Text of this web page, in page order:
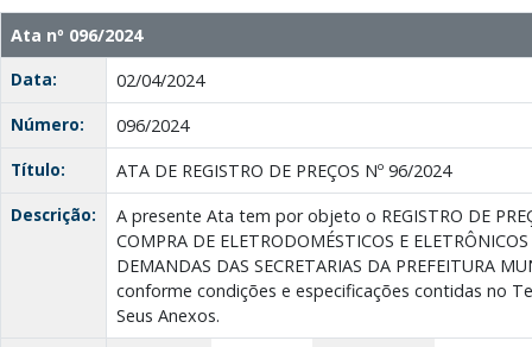
Ata nº 096/2024
Data:
02/04/2024
Número:
096/2024
Título:
ATA DE REGISTRO DE PREÇOS Nº 96/2024
Descrição:
A presente Ata tem por objeto o REGISTRO DE
COMPRA DE ELETRODOMÉSTICOS E
DEMANDAS DAS SECRETARIAS DA PREFEITURA
conforme condições e especificações contidas no
Seus Anexos.